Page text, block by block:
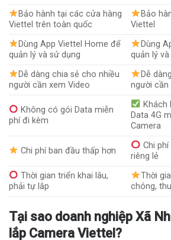
Bảo hành tại các cửa hàng
Viettel trên toàn quốc
Bảo
Viettel
Dùng App Viettel Home để
quản lý và sử dụng
Dùng
quản lý
Dễ dàng chia sẻ cho nhiều
người cần xem Video
Dễ
người cần
Không có gói Data miễn
phí đi kèm
Khách
Data 4G
Camera
Chi phí ban đầu thấp hơn
Chi
riêng lẻ
Thời gian triển khai lâu,
phải tự lắp
Thời
chóng,
Tại sao doanh nghiệp Xã
lắp Camera Viettel?